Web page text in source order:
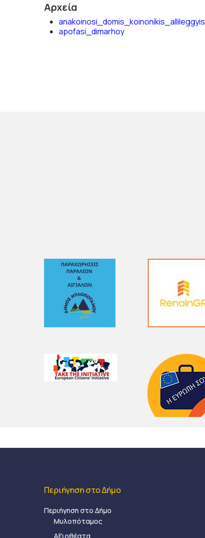
Αρχεία
anakoinosi_domis_koinonikis_allileggyis
apofasi_dimarhoy
Περιήγηση στο Δήμο
Περιήγηση στο Δήμο
Μυλοπόταμος
Αξιοθέατα